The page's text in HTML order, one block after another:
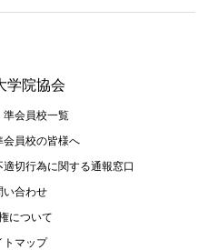
学院協会
準会員校一覧
会員校の皆様へ
切⾏為に関する通報窓⼝
い合わせ
について
トマップ